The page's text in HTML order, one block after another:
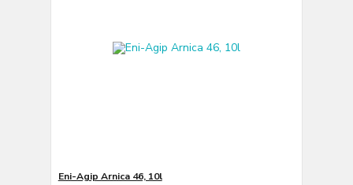
Eni-Agip Arnica 46, 10l